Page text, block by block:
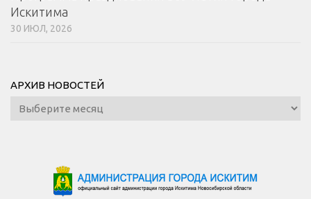
Искитима
30 ИЮЛ, 2026
АРХИВ НОВОСТЕЙ
Архив
новостей